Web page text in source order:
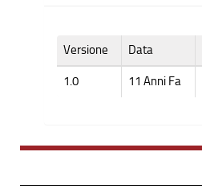
Versione Data
1.0 11 Anni Fa